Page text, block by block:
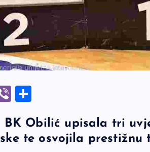
Vi
er ar
e
BK Obilić upisala tri
te osvojila